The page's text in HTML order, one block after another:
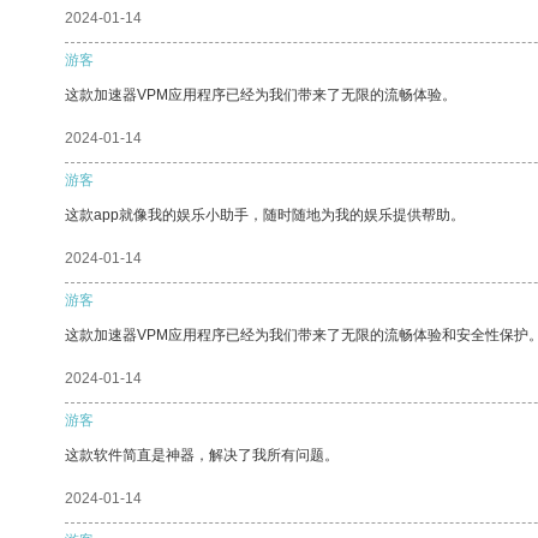
2024-01-14
游客
这款加速器VPM应用程序已经为我们带来了无限的流畅体验。
2024-01-14
游客
这款app就像我的娱乐小助手，随时随地为我的娱乐提供帮助。
2024-01-14
游客
这款加速器VPM应用程序已经为我们带来了无限的流畅体验和安全性保护
2024-01-14
游客
这款软件简直是神器，解决了我所有问题。
2024-01-14